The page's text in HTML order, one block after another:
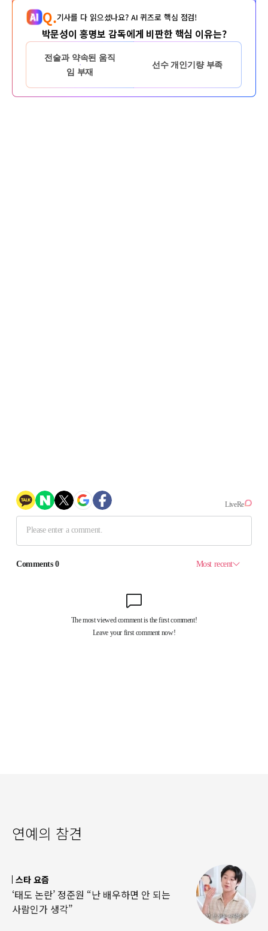
Q.기사를 다 읽으셨나요? AI 퀴즈로 핵심 점검!
박문성이 홍명보 감독에게 비판한 핵심 이유는?
전술과 약속된 움직
임 부재
선수 개인기량 부족
연예의 참견
스타 요즘
‘태도 논란’ 정준원 “난 배우하면 안 되는
사람인가 생각”